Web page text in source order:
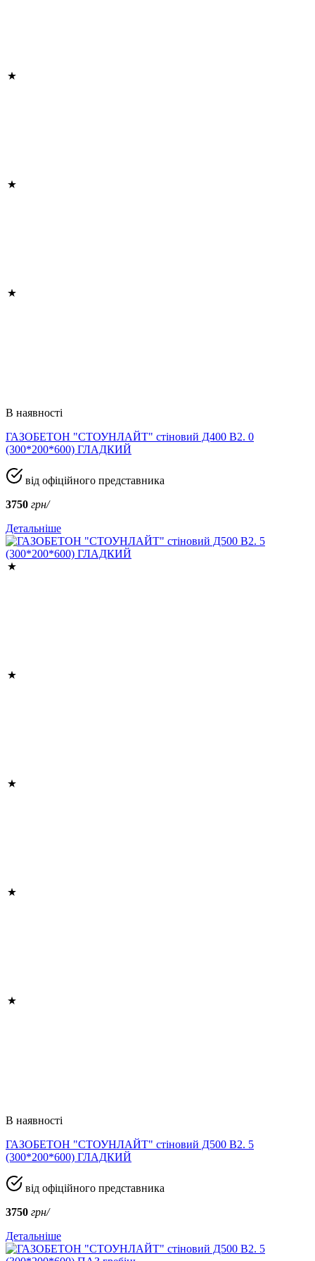
В наявності
ГАЗОБЕТОН "СТОУНЛАЙТ" стіновий Д400 В2. 0
(300*200*600) ГЛАДКИЙ
від офіційного представника
3750 грн/
Детальніше
В наявності
ГАЗОБЕТОН "СТОУНЛАЙТ" стіновий Д500 В2. 5
(300*200*600) ГЛАДКИЙ
від офіційного представника
3750 грн/
Детальніше